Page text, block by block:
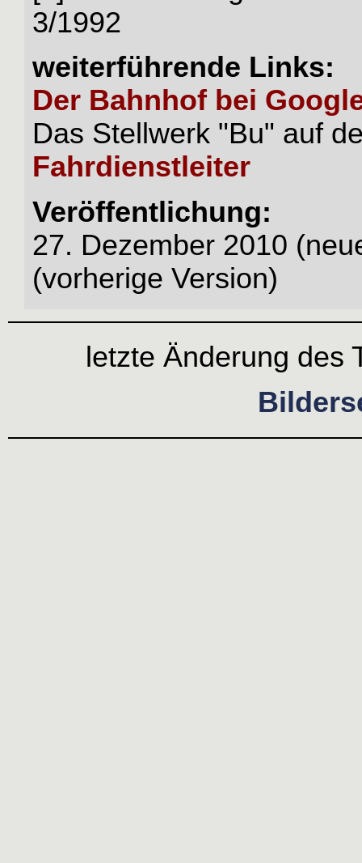
3/1992
weiterführende Links:
Der Bahnhof bei
Das Stellwerk "Bu" auf
Fahrdienstleiter
Veröffentlichung:
27. Dezember 2010
(vorherige Version)
letzte Änderung des